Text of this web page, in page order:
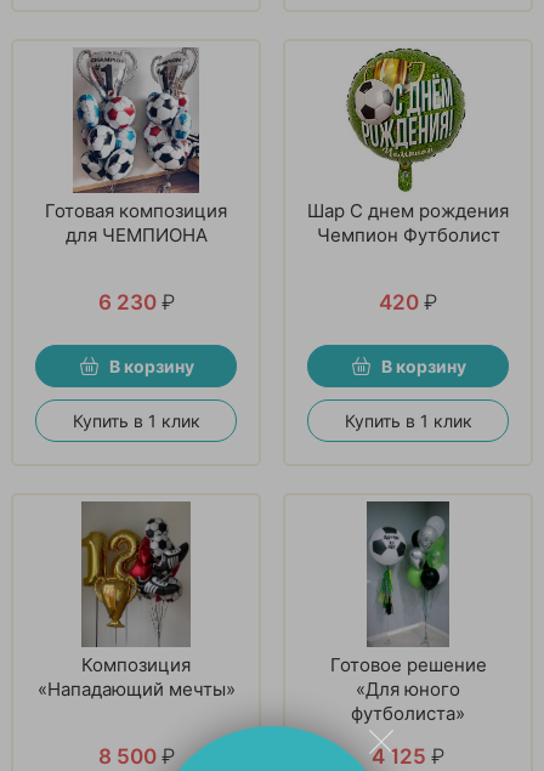
Готовая композиция
для ЧЕМПИОНА
6 230 ₽
В корзину
Купить в 1 клик
Шар С днем рождения
Чемпион Футболист
420 ₽
В корзину
Купить в 1 клик
Композиция
«Нападающий мечты»
8 500 ₽
Готовое решение
«Для юного
футболиста»
4 125 ₽